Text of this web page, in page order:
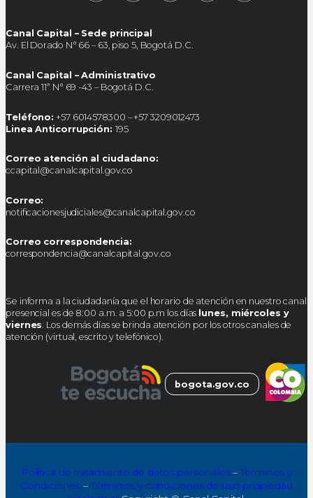
Canal Capital – Sede principal
Av. El Dorado N° 66 – 63, piso 5, Bogotá D.C.
Canal Capital – Administrativo
Carrera 11ª N° 69 -43 – Bogotá D.C.
Teléfono: +57 6014578300 – +57 3209012473
Linea Anticorrupción: 195
Correo atención al ciudadano:
ccapital@canalcapital.gov.co
Correo:
notificacionesjudiciales@canalcapital.gov.co
Correo correspondencia:
correspondencia@canalcapital.gov.co
Se informa a la ciudadanía que el horario de atención en nuestro canal
presencial es de 8:00 a.m. a 5:00 p.m los días lunes, miércoles y
viernes. Los demás días se brinda atención por los otros canales de
atención (virtual, escrito y telefónico).
bogota.gov.co
Política de tratamiento de datos personales–Términos y
Condiciones –Términos y condiciones de uso propiedad